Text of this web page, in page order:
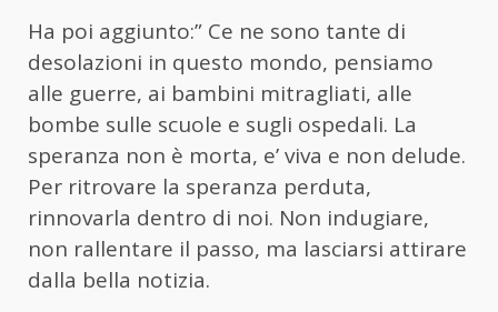
Ha poi aggiunto:” Ce ne sono tante di
desolazioni in questo mondo, pensiamo
alle guerre, ai bambini mitragliati, alle
bombe sulle scuole e sugli ospedali. La
speranza non è morta, e’ viva e non delude.
Per ritrovare la speranza perduta,
rinnovarla dentro di noi. Non indugiare,
non rallentare il passo, ma lasciarsi attirare
dalla bella notizia.